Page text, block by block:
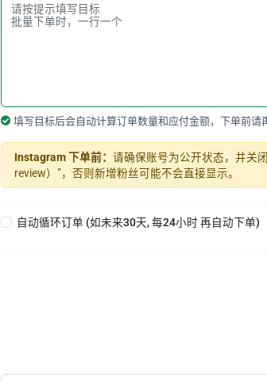
填写目标后会自动计算订单数量和应付金额，下单前请
Instagram 下单前： 请确保账号为公开状态，并关
review）”，否则新增粉丝可能不会直接显示。
自动循环订单 (如未来30天, 每24小时 再自动下单)